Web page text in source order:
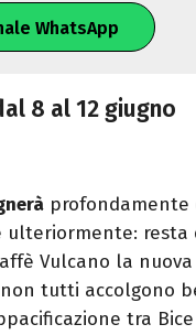
WhatsApp
8 al 12 giugno
profondamente
ulteriormente: resta
Vulcano la
tutti accolgono
tra Bice